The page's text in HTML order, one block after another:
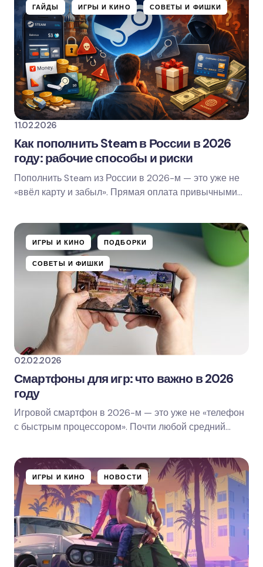
ГАЙДЫ ИГРЫ И КИНО СОВЕТЫ И ФИШКИ
11.02.2026
Как пополнить Steam в России в 2026
году: рабочие способы и риски
Пополнить Steam из России в 2026-м — это уже не
«ввёл карту и забыл». Прямая оплата привычными
ИГРЫ И КИНО ПОДБОРКИ
СОВЕТЫ И ФИШКИ
02.02.2026
Смартфоны для игр: что важно в 2026
году
Игровой смартфон в 2026-м — это уже не «телефон
с быстрым процессором». Почти любой средний
ИГРЫ И КИНО НОВОСТИ